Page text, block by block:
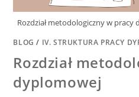
Rozdział metodologiczny w
BLOG / IV. STRUKTURA PRACY
Rozdział
dyplomowej